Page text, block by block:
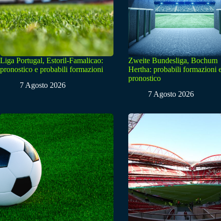
Liga Portugal, Estoril-Famalicao:
pronostico e probabili formazioni
7 Agosto 2026
Zweite Bundesliga, Bochum
Hertha: probabili formazioni
pronostico
7 Agosto 2026